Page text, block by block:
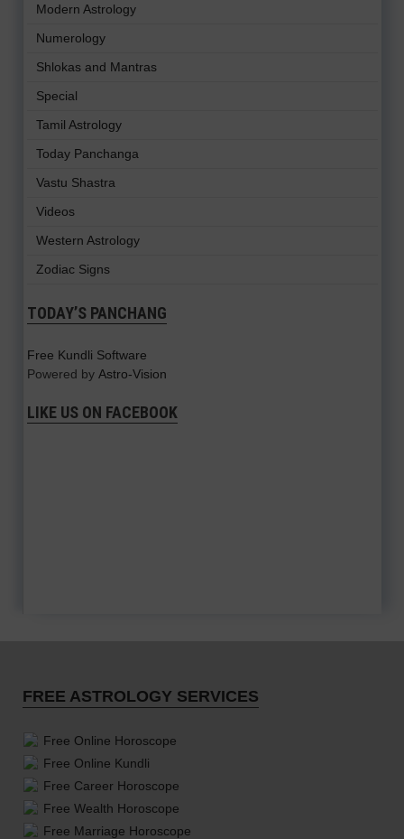
Modern Astrology
Numerology
Shlokas and Mantras
Special
Tamil Astrology
Today Panchanga
Vastu Shastra
Videos
Western Astrology
Zodiac Signs
TODAY’S PANCHANG
Free Kundli Software
Powered by Astro-Vision
LIKE US ON FACEBOOK
FREE ASTROLOGY SERVICES
Free Online Horoscope
Free Online Kundli
Free Career Horoscope
Free Wealth Horoscope
Free Marriage Horoscope